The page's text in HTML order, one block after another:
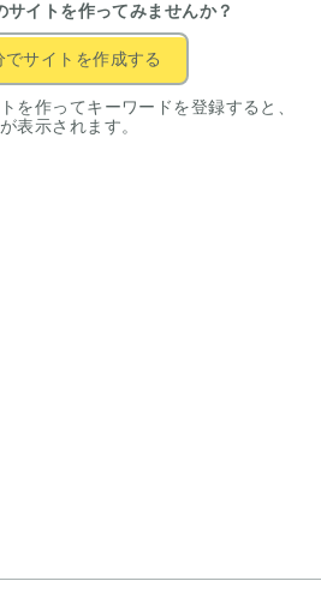
サイトを作ってみませんか？
でサイトを作成する
を作ってキーワードを登録すると、
表示されます。